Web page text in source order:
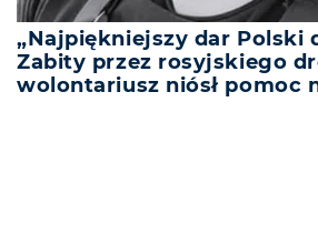
„Najpiękniejszy dar Polski
Zabity przez rosyjskiego
wolontariusz niósł pomoc